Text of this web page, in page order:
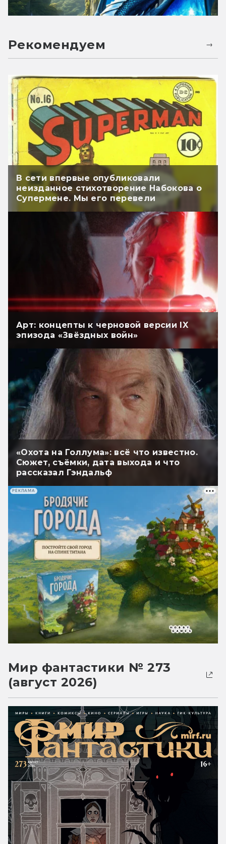
Рекомендуем
В сети впервые опубликовали
неизданное стихотворение Набокова о
Супермене. Мы его перевели
Арт: концепты к черновой версии IX
эпизода «Звёздных войн»
«Охота на Голлума»: всё что известно.
Сюжет, съёмки, дата выхода и что
рассказал Гэндальф
РЕКЛАМА
Мир фантастики № 273
(август 2026)